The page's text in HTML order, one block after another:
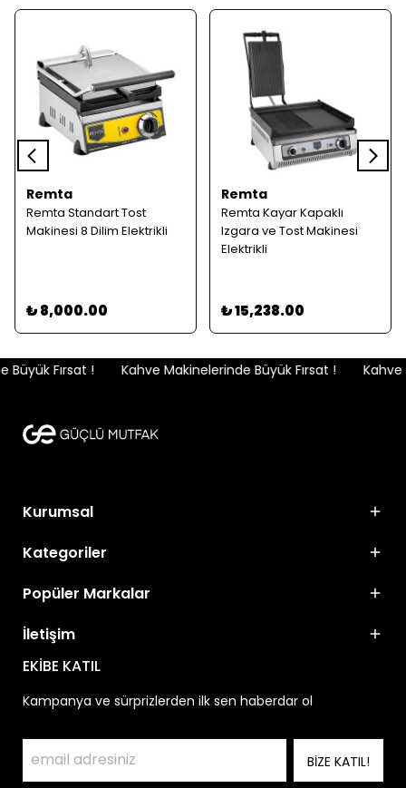
Remta
Remta Standart Tost
Makinesi 8 Dilim Elektrikli
₺ 8,000.00
Remta
Remta Kayar Kapaklı
Izgara ve Tost Makinesi
Elektrikli
₺ 15,238.00
Fırsat ! Kahve Makinelerinde Büyük Fırsat ! Kahve
Kurumsal
Kategoriler
Popüler Markalar
İletişim
EKİBE KATIL
Kampanya ve sürprizlerden ilk sen haberdar ol
BİZE KATIL!